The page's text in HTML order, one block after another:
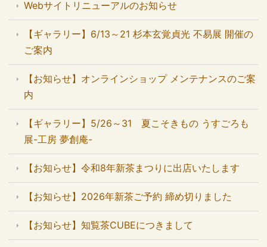
Webサイトリニューアルのお知らせ
【ギャラリー】6/13～21 杉本玄覚貞光 不易展 開催の
ご案内
【お知らせ】オンラインショップ メンテナンスのご案
内
【ギャラリー】5/26～31 夏こそきもの うすごろも
展-工房 夢創庵-
【お知らせ】令和8年新茶まつりに出店いたします
【お知らせ】2026年新茶ご予約 締め切りました
【お知らせ】知覧茶CUBEにつきまして